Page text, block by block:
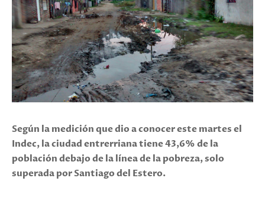
Según la medición que dio a conocer este martes el
Indec, la ciudad entrerriana tiene 43,6% de la
población debajo de la línea de la pobreza, solo
superada por Santiago del Estero.